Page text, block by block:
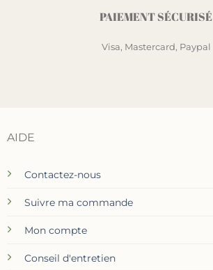
PAIEMENT SÉCURISÉ
Visa, Mastercard, Paypal
AIDE
Contactez-nous
Suivre ma commande
Mon compte
Conseil d'entretien